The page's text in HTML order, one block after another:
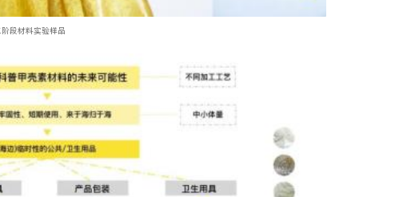
段材料实验样品